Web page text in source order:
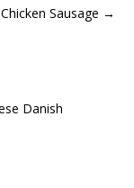
Sausage →
Danish